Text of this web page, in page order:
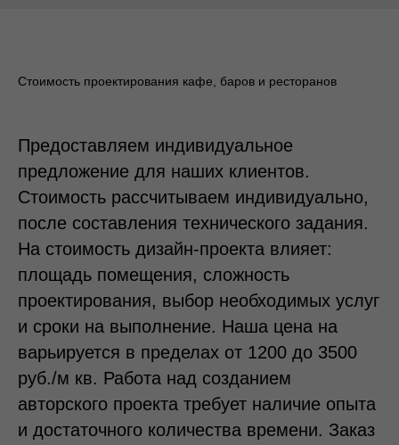
Стоимость проектирования кафе, баров и ресторанов
Предоставляем индивидуальное
предложение для наших клиентов.
Стоимость рассчитываем индивидуально,
после составления технического задания.
На стоимость дизайн-проекта влияет:
площадь помещения, сложность
проектирования, выбор необходимых услуг
и сроки на выполнение. Наша цена на
варьируется в пределах от 1200 до 3500
руб./м кв. Работа над созданием
авторского проекта требует наличие опыта
и достаточного количества времени. Заказ